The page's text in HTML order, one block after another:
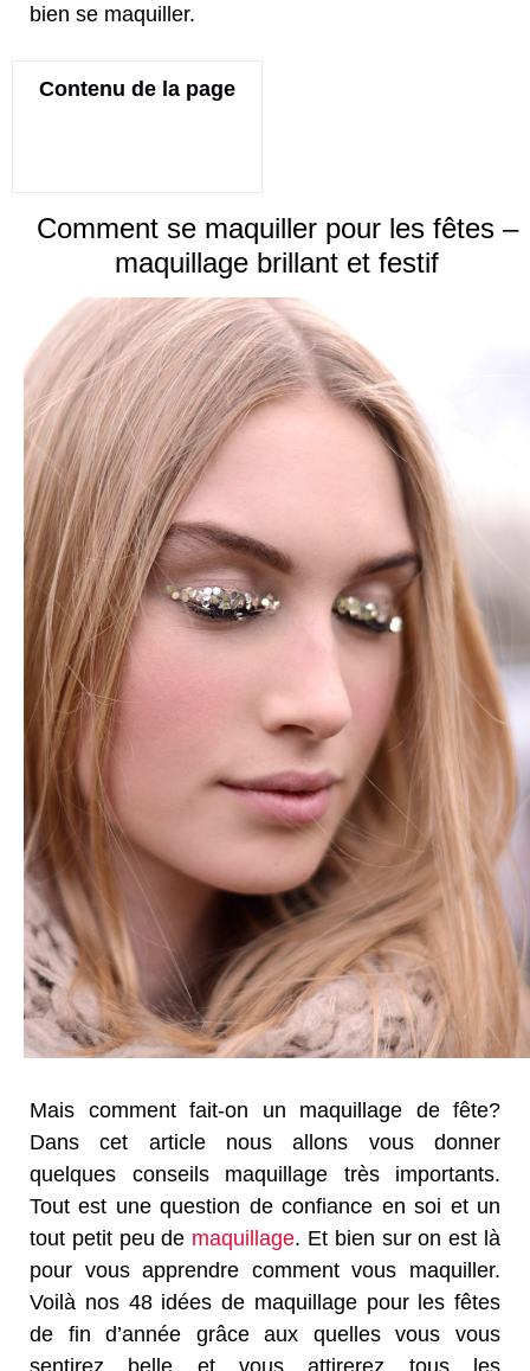
bien se maquiller.
Contenu de la page
Comment se maquiller pour les fêtes –
maquillage brillant et festif
Mais comment fait-on un maquillage de fête?
Dans cet article nous allons vous donner
quelques conseils maquillage très importants.
Tout est une question de confiance en soi et un
tout petit peu de maquillage. Et bien sur on est là
pour vous apprendre comment vous maquiller.
Voilà nos 48 idées de maquillage pour les fêtes
de fin d’année grâce aux quelles vous vous